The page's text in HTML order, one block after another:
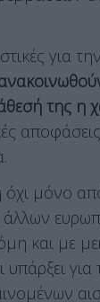
για
της η
όχι μόνο
άλλων
και με
υπάρξει